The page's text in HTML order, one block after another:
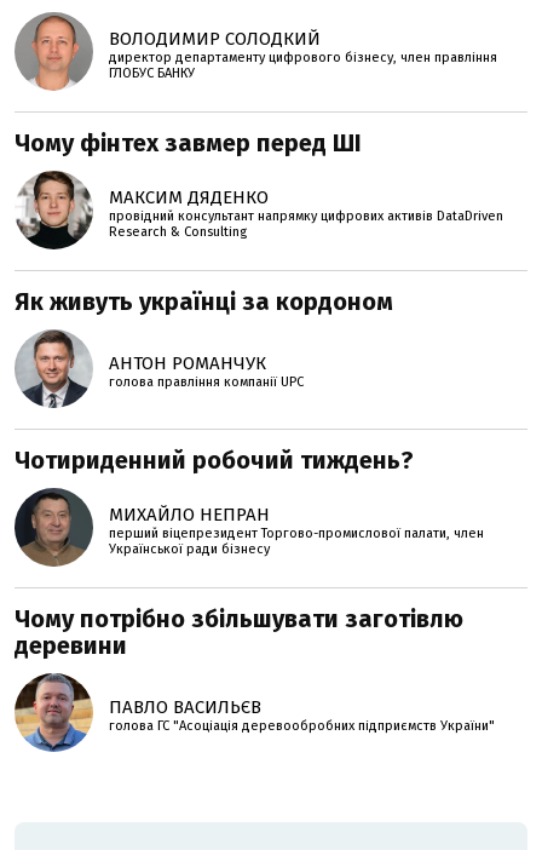
ВОЛОДИМИР СОЛОДКИЙ
директор департаменту цифрового бізнесу, член правління
ГЛОБУС БАНКУ
Чому фінтех завмер перед ШІ
МАКСИМ ДЯДЕНКО
провідний консультант напрямку цифрових активів DataDriven
Research & Consulting
Як живуть українці за кордоном
АНТОН РОМАНЧУК
голова правління компанії UPC
Чотириденний робочий тиждень?
МИХАЙЛО НЕПРАН
перший віцепрезидент Торгово-промислової палати, член
Української ради бізнесу
Чому потрібно збільшувати заготівлю
деревини
ПАВЛО ВАСИЛЬЄВ
голова ГС "Асоціація деревообробних підприємств України"